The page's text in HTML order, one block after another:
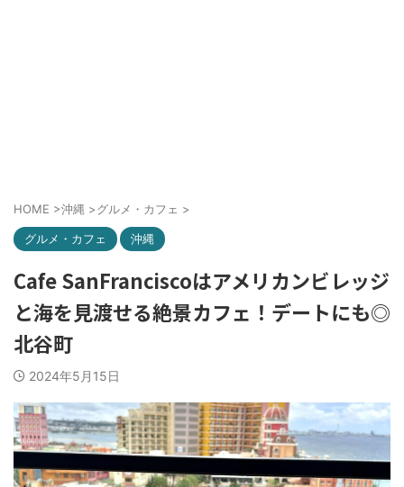
HOME >沖縄 >グルメ・カフェ >
グルメ・カフェ 沖縄
Cafe SanFranciscoはアメリカンビレッジ
と海を見渡せる絶景カフェ！デートにも◎
北谷町
2024年5月15日